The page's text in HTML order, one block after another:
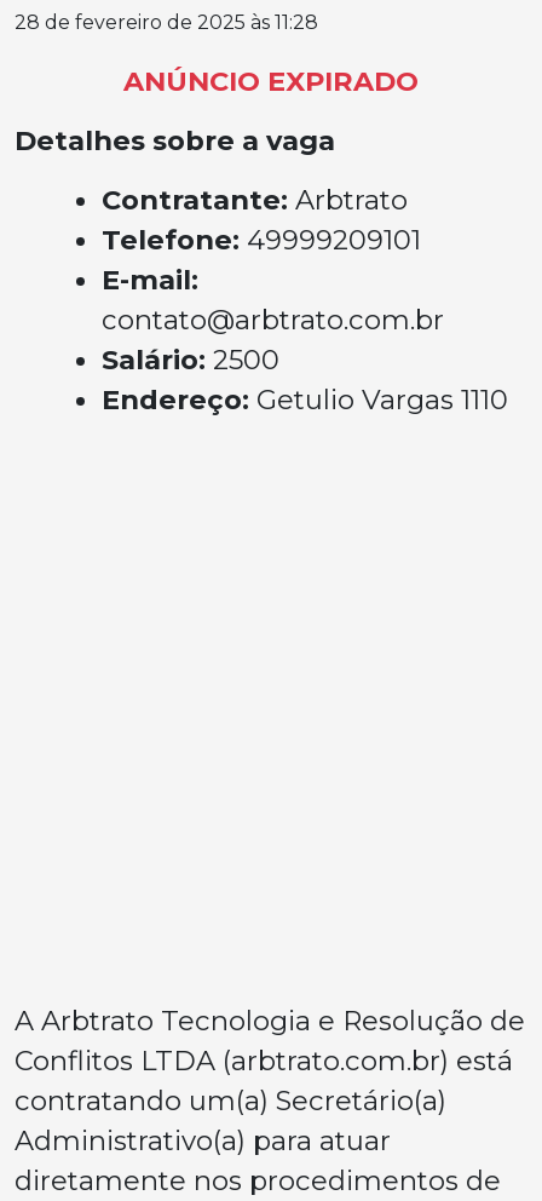
28 de fevereiro de 2025 às 11:28
ANÚNCIO EXPIRADO
Detalhes sobre a vaga
Contratante: Arbtrato
Telefone: 49999209101
E-mail:
contato@arbtrato.com.br
Salário: 2500
Endereço: Getulio Vargas 1110
A Arbtrato Tecnologia e Resolução de
Conflitos LTDA (arbtrato.com.br) está
contratando um(a) Secretário(a)
Administrativo(a) para atuar
diretamente nos procedimentos de